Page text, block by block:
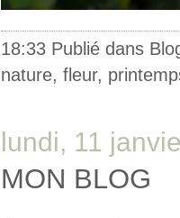
18:33 Publié dans
nature, fleur,
lundi, 11
MON BLOG